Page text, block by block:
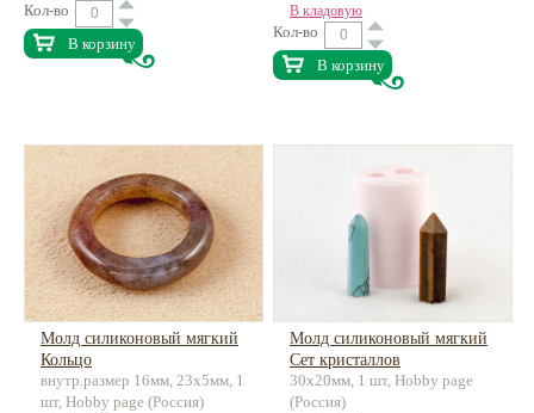
Кол-во
В корзину
В кладовую
Кол-во
В корзину
Молд силиконовый мягкий
Кольцо
внутр.размер 16мм, 23х5мм, 1
шт, Hobby page (Россия)
Молд силиконовый мягкий
Сет кристаллов
30х20мм, 1 шт, Hobby page
(Россия)